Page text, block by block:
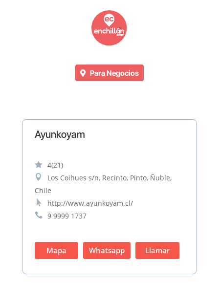
Para Negocios
Ayunkoyam
 4(21)

Los Coihues s/n, Recinto, Pinto, Ñuble,
Chile
 http://www.ayunkoyam.cl/
 9 9999 1737
Mapa Whatsapp Llamar